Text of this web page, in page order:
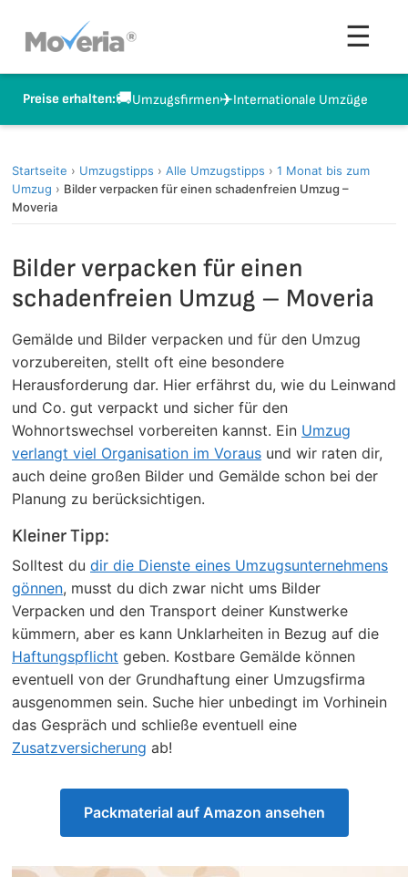
Inhalt
springen
☰
Preise erhalten:🚚Umzugsfirmen✈️Internationale Umzüge
Startseite › Umzugstipps › Alle Umzugstipps › 1 Monat bis zum
Umzug › Bilder verpacken für einen schadenfreien Umzug –
Moveria
Bilder verpacken für einen
schadenfreien Umzug – Moveria
Gemälde und Bilder verpacken und für den Umzug
vorzubereiten, stellt oft eine besondere
Herausforderung dar. Hier erfährst du, wie du Leinwand
und Co. gut verpackt und sicher für den
Wohnortswechsel vorbereiten kannst. Ein Umzug
verlangt viel Organisation im Voraus und wir raten dir,
auch deine großen Bilder und Gemälde schon bei der
Planung zu berücksichtigen.
Kleiner Tipp:
Solltest du dir die Dienste eines Umzugsunternehmens
gönnen, musst du dich zwar nicht ums Bilder
Verpacken und den Transport deiner Kunstwerke
kümmern, aber es kann Unklarheiten in Bezug auf die
Haftungspflicht geben. Kostbare Gemälde können
eventuell von der Grundhaftung einer Umzugsfirma
ausgenommen sein. Suche hier unbedingt im Vorhinein
das Gespräch und schließe eventuell eine
Zusatzversicherung ab!
Packmaterial auf Amazon ansehen